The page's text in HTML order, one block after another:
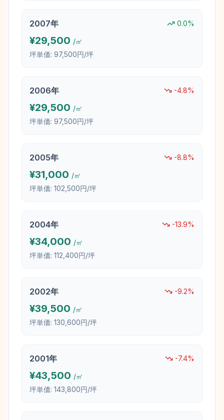
2007年 0.0%
¥29,500 /㎡
坪単価: 97,500円/坪
2006年 -4.8%
¥29,500 /㎡
坪単価: 97,500円/坪
2005年 -8.8%
¥31,000 /㎡
坪単価: 102,500円/坪
2004年 -13.9%
¥34,000 /㎡
坪単価: 112,400円/坪
2002年 -9.2%
¥39,500 /㎡
坪単価: 130,600円/坪
2001年 -7.4%
¥43,500 /㎡
坪単価: 143,800円/坪